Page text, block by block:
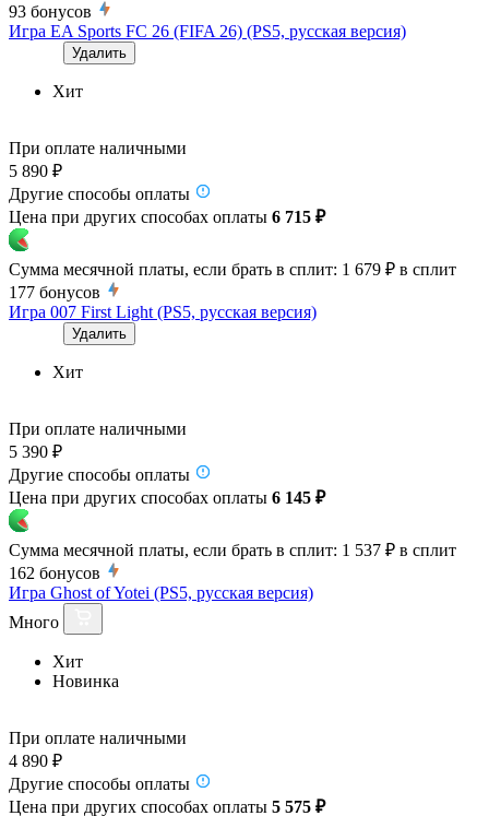
93 бонусов
Игра EA Sports FC 26 (FIFA 26) (PS5, русская версия)
Удалить
Хит
При оплате наличными
5 890 ₽
Другие способы оплаты
Цена при других способах оплаты 6 715 ₽
Сумма месячной платы, если брать в сплит: 1 679 ₽ в сплит
177 бонусов
Игра 007 First Light (PS5, русская версия)
Удалить
Хит
При оплате наличными
5 390 ₽
Другие способы оплаты
Цена при других способах оплаты 6 145 ₽
Сумма месячной платы, если брать в сплит: 1 537 ₽ в сплит
162 бонусов
Игра Ghost of Yotei (PS5, русская версия)
Много
Хит
Новинка
При оплате наличными
4 890 ₽
Другие способы оплаты
Цена при других способах оплаты 5 575 ₽